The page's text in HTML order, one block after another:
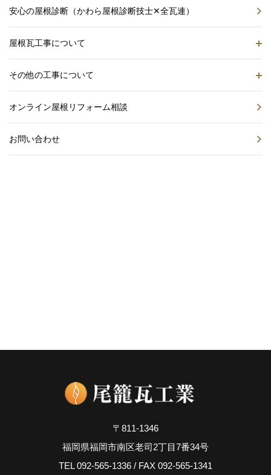
安心の屋根診断（かわら屋根診断技士✕全瓦連）
屋根瓦工事について
その他の工事について
オンライン屋根リフォーム相談
お問い合わせ
〒811-1346
福岡県福岡市南区老司2丁目7番34号
TEL 092-565-1336 / FAX 092-565-1341